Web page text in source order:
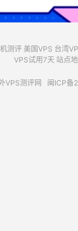
测评 美国VPS 台湾
VPS试用7天 站点
VPS测评网 闽ICP备